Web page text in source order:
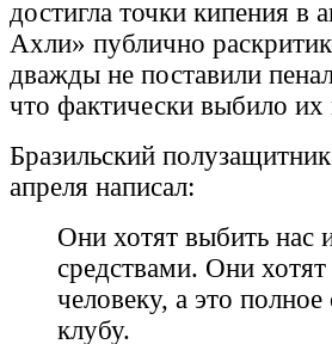
достигла точки кипения в
Ахли» публично
дважды не поставили
что фактически выбило их
Бразильский
апреля написал:
Они хотят выбить нас
средствами. Они
человеку, а это
клубу.